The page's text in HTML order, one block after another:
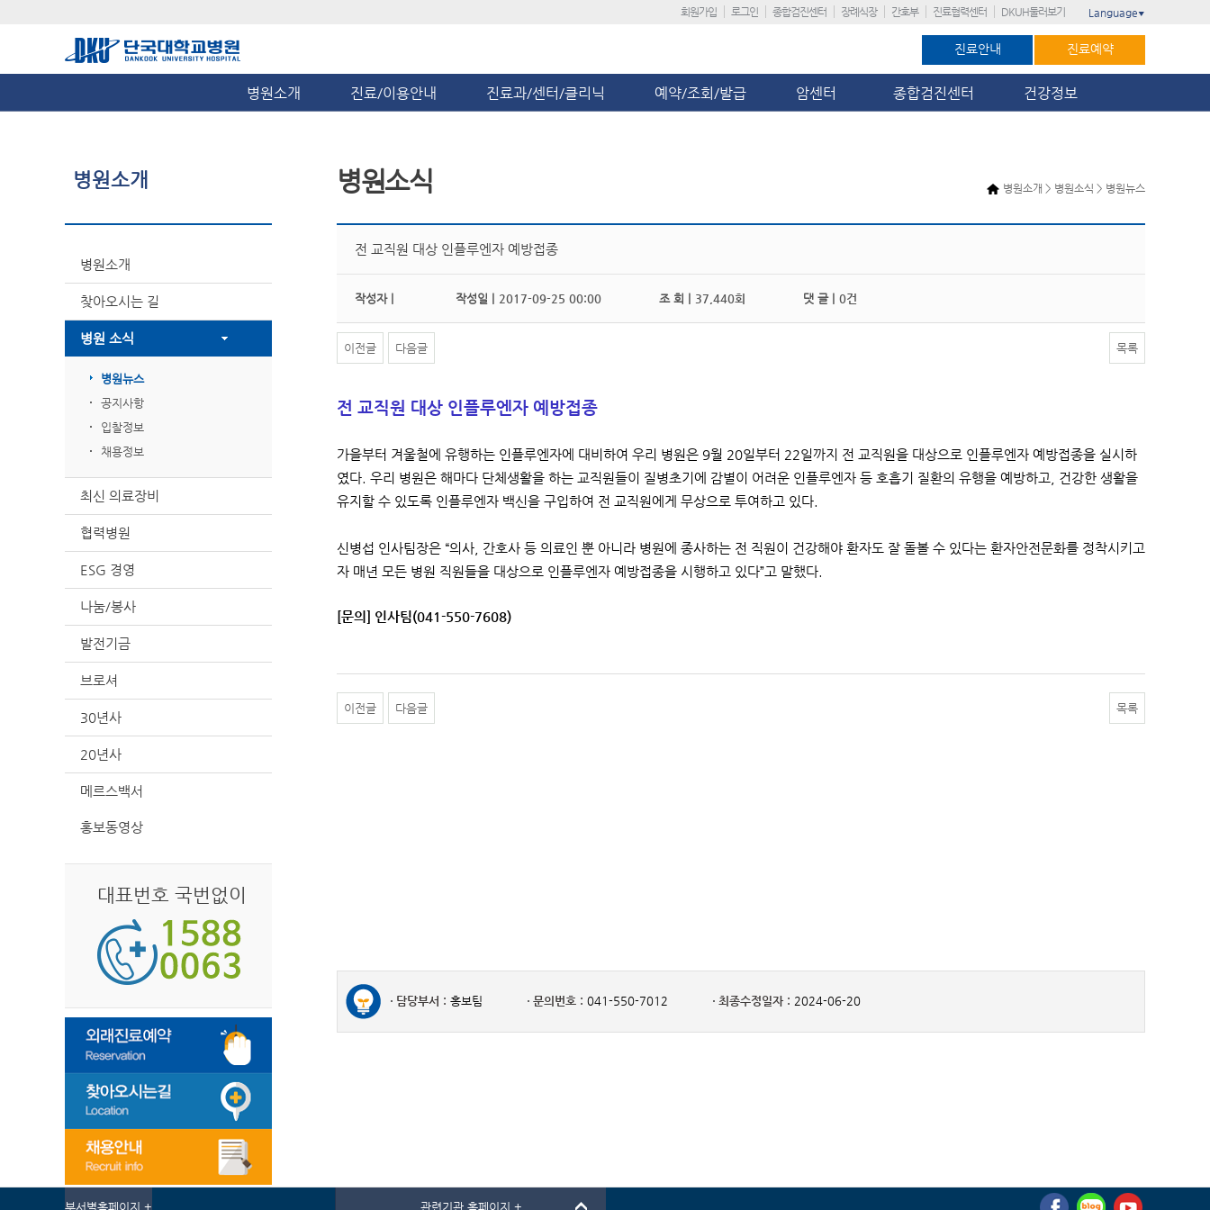
회원가입 로그인 종합검진센터 장례식장 간호부 진료협력센터 DKUH둘러보기 Language ▼
진료안내 진료예약
병원소개 진료/이용안내 진료과/센터/클리닉 예약/조회/발급 암센터 종합검진센터 건강정보
병원소개
병원소개
찾아오시는 길
병원 소식
병원뉴스
공지사항
입찰정보
채용정보
최신 의료장비
협력병원
ESG 경영
나눔/봉사
발전기금
브로셔
30년사
20년사
메르스백서
홍보동영상
대표번호 국번없이
병원소개 > 병원소식 > 병원뉴스
병원소식
전 교직원 대상 인플루엔자 예방접종
작성자 | 작성일 | 2017-09-25 00:00 조 회 | 37,440회 댓 글 | 0건
이전글 다음글 목록
전 교직원 대상 인플루엔자 예방접종
가을부터 겨울철에 유행하는 인플루엔자에 대비하여 우리 병원은 9월 20일부터 22일까지 전 교직원을 대상으로 인플루엔자 예방접종을 실시하
였다. 우리 병원은 해마다 단체생활을 하는 교직원들이 질병초기에 감별이 어려운 인플루엔자 등 호흡기 질환의 유행을 예방하고, 건강한 생활을
유지할 수 있도록 인플루엔자 백신을 구입하여 전 교직원에게 무상으로 투여하고 있다.
신병섭 인사팀장은 “의사, 간호사 등 의료인 뿐 아니라 병원에 종사하는 전 직원이 건강해야 환자도 잘 돌볼 수 있다는 환자안전문화를 정착시키고
자 매년 모든 병원 직원들을 대상으로 인플루엔자 예방접종을 시행하고 있다”고 말했다.
[문의] 인사팀(041-550-7608)
이전글 다음글 목록
담당부서 : 홍보팀 문의번호 : 041-550-7012 최종수정일자 : 2024-06-20
부서별홈페이지 + 관련기관 홈페이지 +